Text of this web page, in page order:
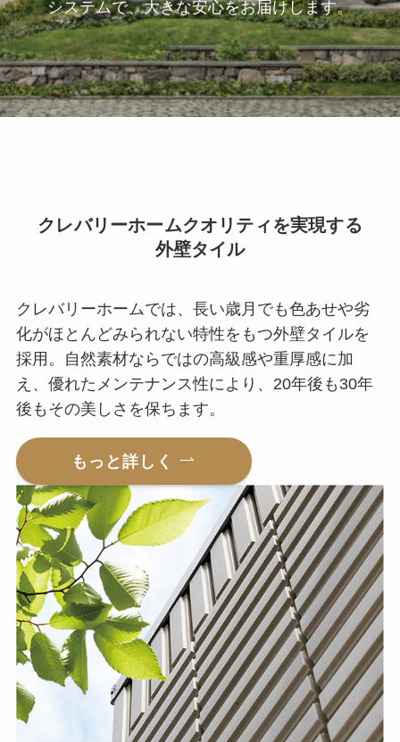
システムで、大きな安心をお届けします。
クレバリーホームクオリティを実現する
外壁タイル
クレバリーホームでは、長い歳月でも色あせや劣
化がほとんどみられない特性をもつ外壁タイルを
採用。自然素材ならではの高級感や重厚感に加
え、優れたメンテナンス性により、20年後も30年
後もその美しさを保ちます。
もっと詳しく